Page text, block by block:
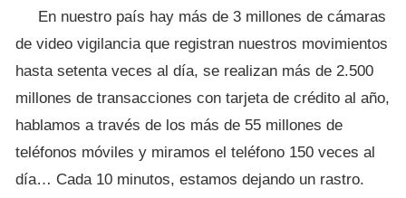
En nuestro país hay más de 3 millones de cámaras
de video vigilancia que registran nuestros movimientos
hasta setenta veces al día, se realizan más de 2.500
millones de transacciones con tarjeta de crédito al año,
hablamos a través de los más de 55 millones de
teléfonos móviles y miramos el teléfono 150 veces al
día… Cada 10 minutos, estamos dejando un rastro.